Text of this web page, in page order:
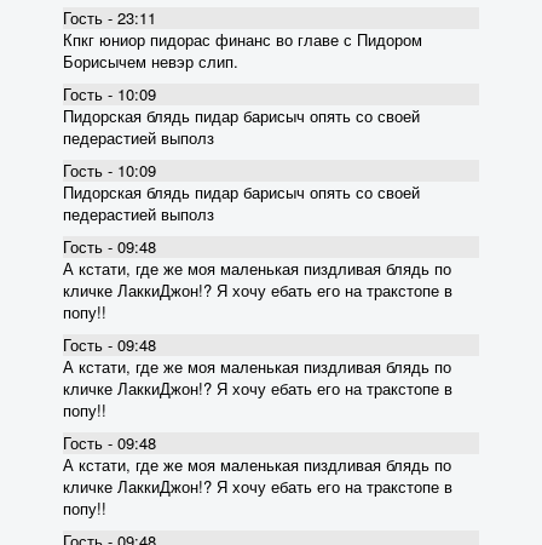
Гость - 23:11
Кпкг юниор пидорас финанс во главе с Пидором
Борисычем невэр слип.
Гость - 10:09
Пидорская блядь пидар барисыч опять со своей
педерастией выполз
Гость - 10:09
Пидорская блядь пидар барисыч опять со своей
педерастией выполз
Гость - 09:48
А кстати, где же моя маленькая пиздливая блядь по
кличке ЛаккиДжон!? Я хочу ебать его на тракстопе в
попу!!
Гость - 09:48
А кстати, где же моя маленькая пиздливая блядь по
кличке ЛаккиДжон!? Я хочу ебать его на тракстопе в
попу!!
Гость - 09:48
А кстати, где же моя маленькая пиздливая блядь по
кличке ЛаккиДжон!? Я хочу ебать его на тракстопе в
попу!!
Гость - 09:48